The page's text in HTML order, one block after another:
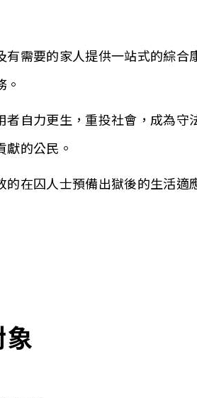
有需要的家人提供一站式的綜合
。
者自力更生，重投社會，成為守
獻的公民。
的在囚人士預備出獄後的生活適
象